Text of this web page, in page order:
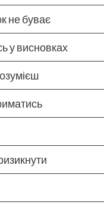
не буває
у висновках